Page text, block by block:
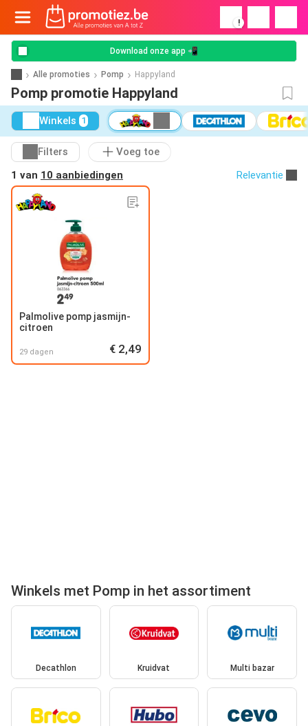
!
Download onze app 📲
Alle promoties Pomp Happyland
Pomp promotie Happyland
Winkels 1
Filters
Voeg toe
1 van 10 aanbiedingen Relevantie
Palmolive pomp jasmijn-
citroen
29 dagen € 2,49
Winkels met Pomp in het assortiment
Decathlon Kruidvat Multi bazar